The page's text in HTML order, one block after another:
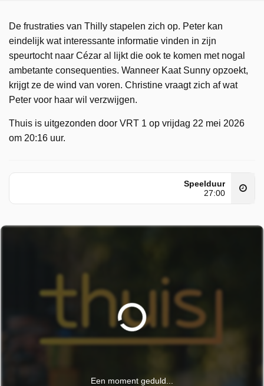
De frustraties van Thilly stapelen zich op. Peter kan
eindelijk wat interessante informatie vinden in zijn
speurtocht naar Cézar al lijkt die ook te komen met nogal
ambetante consequenties. Wanneer Kaat Sunny opzoekt,
krijgt ze de wind van voren. Christine vraagt zich af wat
Peter voor haar wil verzwijgen.
Thuis is uitgezonden door VRT 1 op vrijdag 22 mei 2026
om 20:16 uur.
Speelduur
27:00
Een moment geduld...